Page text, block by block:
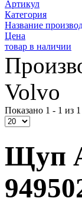
Артикул
Категория
Название
Цена
товар в наличии
Volvo
Показано 1 - 1 из 1
Щуп